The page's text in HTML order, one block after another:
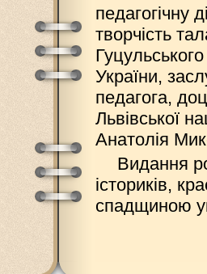
педагогічну
творчість
України,
педагога,
Львівської
Анатолія
Видання
істориків,
спадщиною